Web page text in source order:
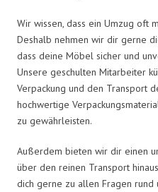
Wir wissen, dass ein Umzug oft
Deshalb nehmen wir dir gerne
dass deine Möbel sicher und
Unsere geschulten Mitarbeiter
Verpackung und den Transport
hochwertige
zu gewährleisten.
Außerdem bieten wir dir einen
über den reinen Transport
dich gerne zu allen Fragen